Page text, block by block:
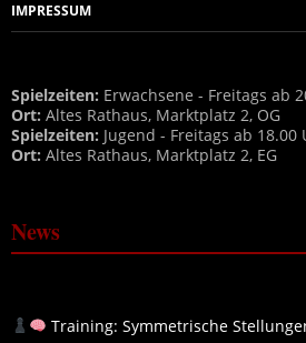
IMPRESSUM
Spielzeiten: Erwachsene - Freitags ab
Ort: Altes Rathaus, Marktplatz 2, OG
Spielzeiten: Jugend - Freitags ab 18.00
Ort: Altes Rathaus, Marktplatz 2, EG
News
Training: Symmetrische